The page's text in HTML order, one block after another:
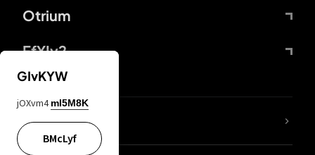
Otrium
FfYIy2
ZbBJcb
GIvKYW
jOXvm4 mI5M8K
BMcLyf